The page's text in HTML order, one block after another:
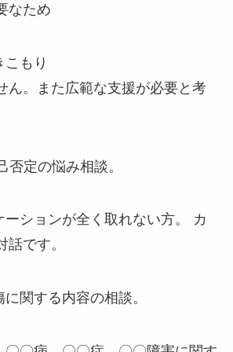
なため
もり
ん。また広範な支援が必要と考
定の悩み相談。
ションが全く取れない方。 カ
話です。
関する内容の相談。